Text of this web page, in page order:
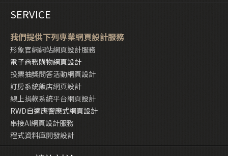
SERVICE
我們提供下列專業網頁設計服務
形象官網網站網頁設計服務
電子商務購物網頁設計
投票抽獎問答活動網頁設計
訂房系統飯店網頁設計
線上捐款系統平台網頁設計
RWD自適應響應式網頁設計
串接AI網頁設計服務
程式資料庫開發設計